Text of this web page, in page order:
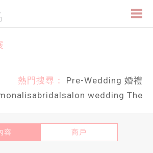
熱門搜尋： Pre-Wedding 婚禮
wedding The
容 商戶